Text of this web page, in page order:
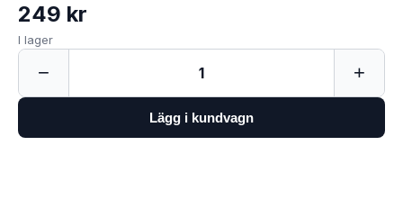
249 kr
I lager
− 1 +
Lägg i kundvagn